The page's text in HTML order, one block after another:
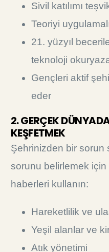
Sivil katılımı
Teoriyi
21. yüzyıl
teknoloji
Gençleri aktif
eder
2. GERÇEK
KEŞFETMEK
Şehrinizden bir sorun
sorunu belirlemek
haberleri kullanın:
Hareketlilik ve
Yeşil alanlar ve
Atık yönetimi